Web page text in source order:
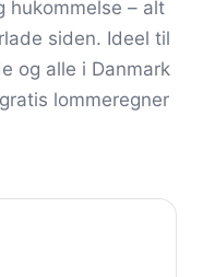
hukommelse – alt
siden. Ideel til
og alle i Danmark
lommeregner